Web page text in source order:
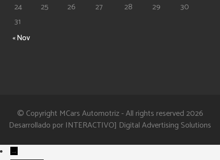
24
25 26 27 28 29
30
31
« Nov
© Copyright MCars Automotriz - All rights reserved 2026
Desarrollado por INTERACTIVO] Digital Advertising Solutions
→